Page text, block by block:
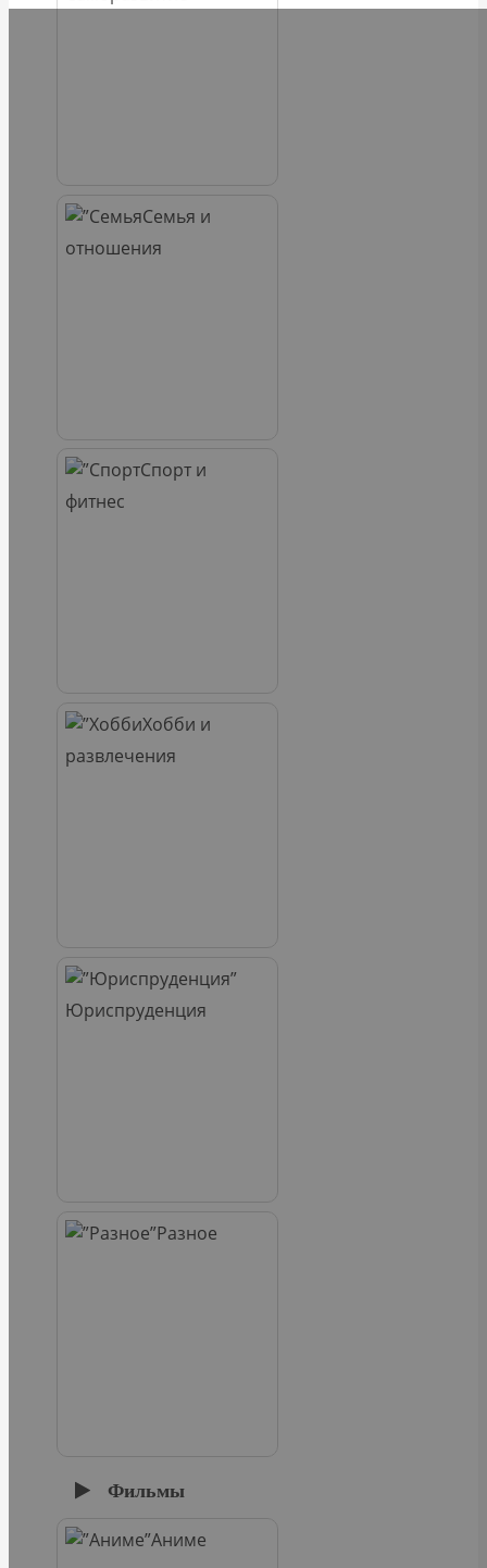
Семья и
отношения
Спорт и
фитнес
Хобби и
развлечения
Юриспруденция
Разное
Фильмы
Аниме